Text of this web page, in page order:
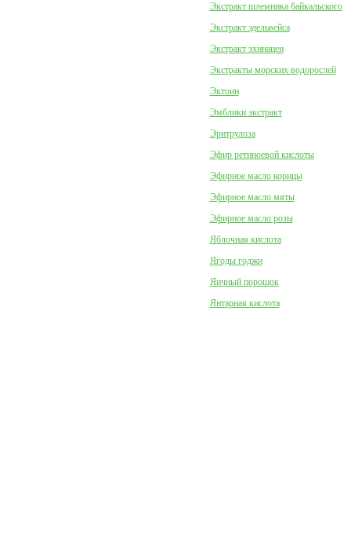
Экстракт шлемника байкальского
Экстракт эдельвейса
Экстракт эхинацеи
Экстракты морских водорослей
Эктоин
Эмблики экстракт
Эритрулоза
Эфир ретиноевой кислоты
Эфирное масло корицы
Эфирное масло мяты
Эфирное масло розы
Яблочная кислота
Ягоды годжи
Яичный порошок
Янтарная кислота